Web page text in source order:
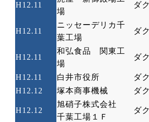
H12.11
場
ダ
H12.11
ニッセーデリカ千
葉工場
ダ
H12.11
和弘食品 関東工
場
ダ
H12.11 白井市役所
ダ
H12.12
塚本商事機械 ダ
H12.12
旭硝子株式会社
千葉工場１Ｆ
ダ